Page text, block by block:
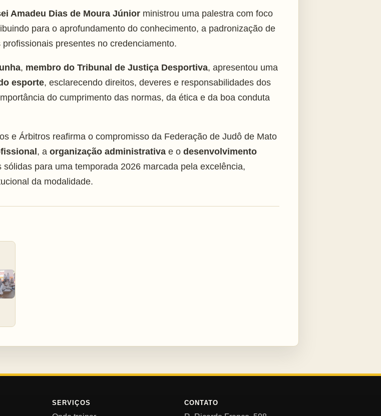
Amadeu Dias de Moura Júnior ministrou uma palestra com foco
para o aprofundamento do conhecimento, a padronização de
presentes no credenciamento.
, membro do Tribunal de Justiça Desportiva, apresentou uma
esporte, esclarecendo direitos, deveres e responsabilidades dos
do cumprimento das normas, da ética e da boa conduta
e Árbitros reafirma o compromisso da Federação de Judô de Mato
, a organização administrativa e o desenvolvimento
sólidas para uma temporada 2026 marcada pela excelência,
da modalidade.
SERVIÇOS CONTATO